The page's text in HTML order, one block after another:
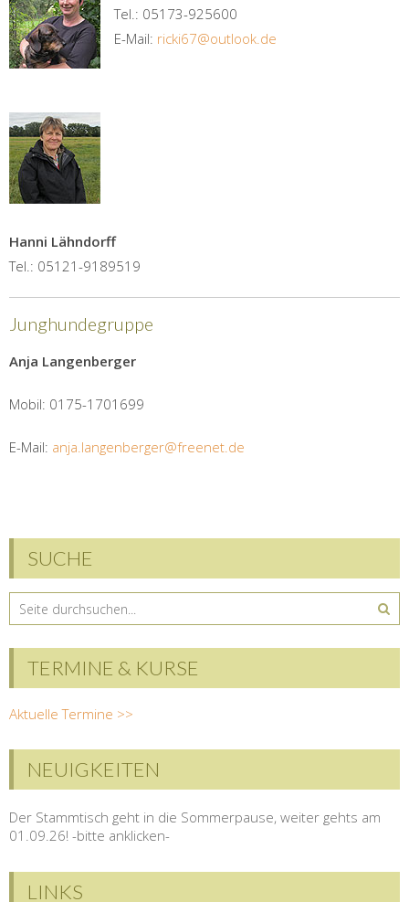
Tel.: 05173-925600
E-Mail: ricki67@outlook.de
Hanni Lähndorff
Tel.: 05121-9189519
Junghundegruppe
Anja Langenberger
Mobil: 0175-1701699
E-Mail: anja.langenberger@freenet.de
SUCHE
TERMINE & KURSE
Aktuelle Termine >>
NEUIGKEITEN
Der Stammtisch geht in die Sommerpause, weiter gehts am
01.09.26! -bitte anklicken-
LINKS